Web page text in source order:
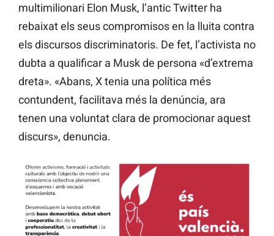
multimilionari Elon Musk, l’antic Twitter ha
rebaixat els seus compromisos en la lluita contra
els discursos discriminatoris. De fet, l’activista no
dubta a qualificar a Musk de persona «d’extrema
dreta». «Abans, X tenia una política més
contundent, facilitava més la denúncia, ara
tenen una voluntat clara de promocionar aquest
discurs», denuncia.